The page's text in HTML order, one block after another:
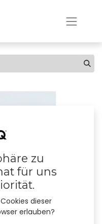
zu
für uns
dieser
erlauben?